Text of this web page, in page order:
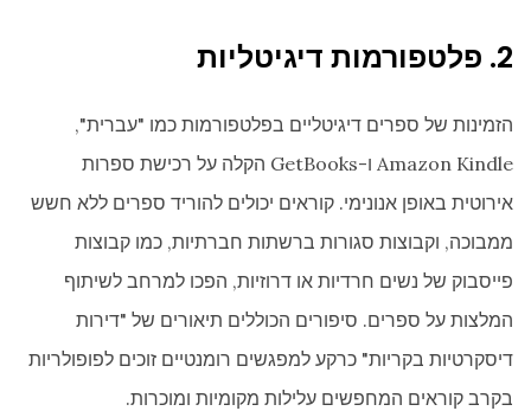
2. פלטפורמות דיגיטליות
הזמינות של ספרים דיגיטליים בפלטפורמות כמו "עברית",
Amazon Kindle ו-GetBooks הקלה על רכישת ספרות
אירוטית באופן אנונימי. קוראים יכולים להוריד ספרים ללא חשש
ממבוכה, וקבוצות סגורות ברשתות חברתיות, כמו קבוצות
פייסבוק של נשים חרדיות או דרוזיות, הפכו למרחב לשיתוף
המלצות על ספרים. סיפורים הכוללים תיאורים של "דירות
דיסקרטיות בקריות" כרקע למפגשים רומנטיים זוכים לפופולריות
בקרב קוראים המחפשים עלילות מקומיות ומוכרות.